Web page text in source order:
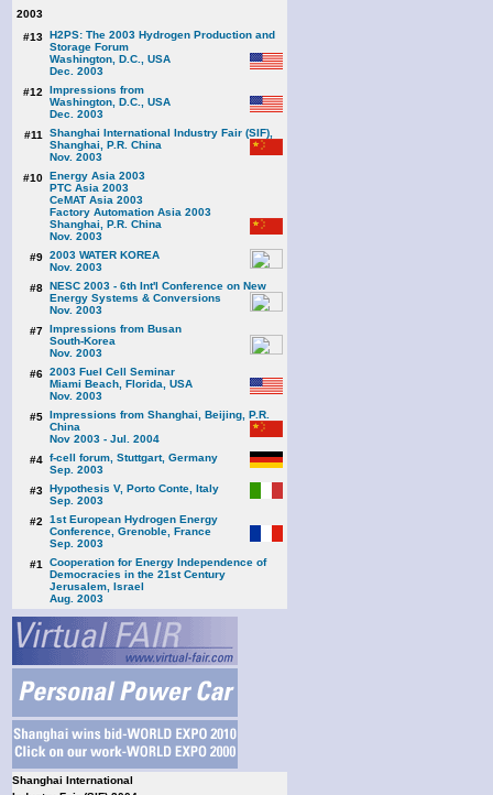
2003
#13 H2PS: The 2003 Hydrogen Production and
Storage Forum
Washington, D.C., USA
Dec. 2003
#12
Impressions from
Washington, D.C., USA
Dec. 2003
#11
Shanghai International Industry Fair (SIF),
Shanghai, P.R. China
Nov. 2003
#10 Energy Asia 2003
PTC Asia 2003
CeMAT Asia 2003
Factory Automation Asia 2003
Shanghai, P.R. China
Nov. 2003
#9 2003 WATER KOREA
Nov. 2003
#8 NESC 2003 - 6th Int'l Conference on New
Energy Systems & Conversions
Nov. 2003
#7 Impressions from Busan
South-Korea
Nov. 2003
#6 2003 Fuel Cell Seminar
Miami Beach, Florida, USA
Nov. 2003
#5 Impressions from Shanghai, Beijing, P.R.
China
Nov 2003 - Jul. 2004
#4 f-cell forum, Stuttgart, Germany
Sep. 2003
#3 Hypothesis V, Porto Conte, Italy
Sep. 2003
#2
1st European Hydrogen Energy
Conference, Grenoble, France
Sep. 2003
#1
Cooperation for Energy Independence of
Democracies in the 21st Century
Jerusalem, Israel
Aug. 2003
Shanghai International